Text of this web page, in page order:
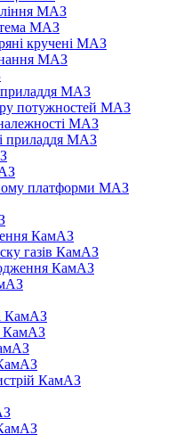
МАЗ
МАЗ
кручені МАЗ
МАЗ
приладдя МАЗ
потужностей МАЗ
МАЗ
приладдя МАЗ
платформи МАЗ
КамАЗ
газів КамАЗ
КамАЗ
КамАЗ
КамАЗ
КамАЗ